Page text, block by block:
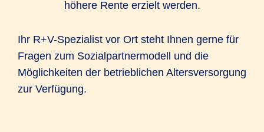
höhere Rente erzielt werden.
Ihr R+V-Spezialist vor Ort steht Ihnen gerne für
Fragen zum Sozialpartnermodell und die
Möglichkeiten der betrieblichen Altersversorgung
zur Verfügung.